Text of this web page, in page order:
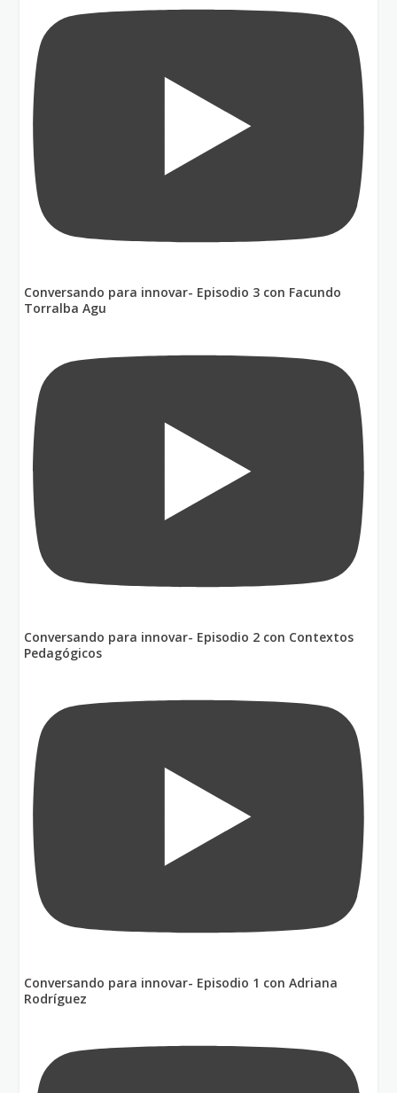
Conversando para innovar- Episodio 3 con Facundo
Torralba Agu
Conversando para innovar- Episodio 2 con Contextos
Pedagógicos
Conversando para innovar- Episodio 1 con Adriana
Rodríguez